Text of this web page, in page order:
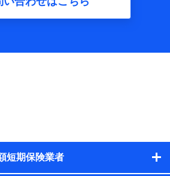
者の範囲】
ドコモが提供する保険関連サービスに
および管理のため
ドコモと取引のあるもしくは委託を受
当社、株式会社NTTドコモおよび提携
、提供するため
短期保険業者